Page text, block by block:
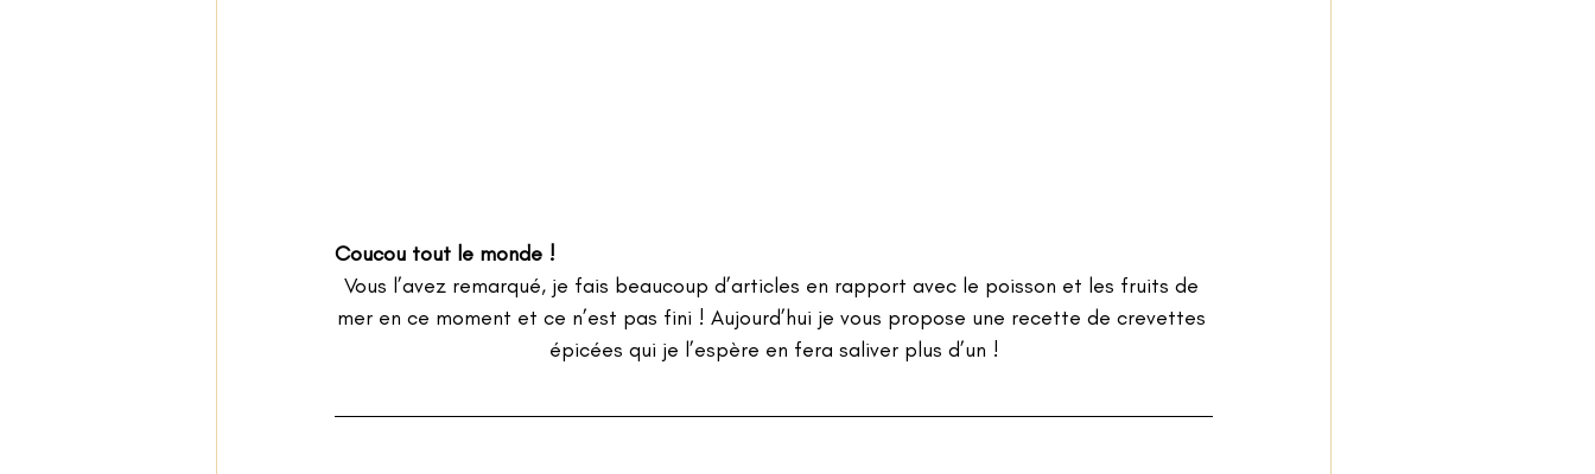
Coucou tout le monde !
Vous l’avez remarqué, je fais beaucoup d’articles en rapport avec le poisson et les fruits de
mer en ce moment et ce n’est pas fini ! Aujourd’hui je vous propose une recette de crevettes
épicées qui je l’espère en fera saliver plus d’un !